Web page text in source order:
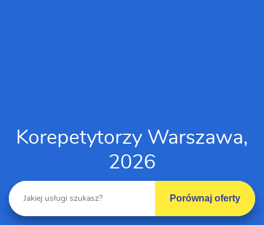
Korepetytorzy Warszawa,
2026
Porównaj oferty